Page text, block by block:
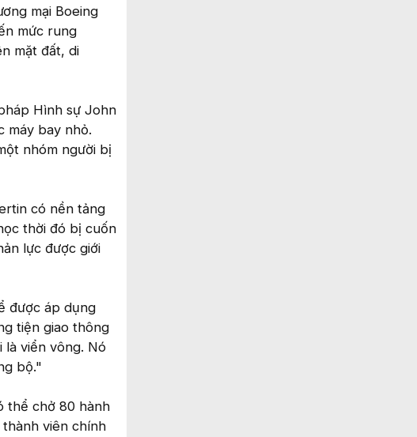
mại Boeing
mức rung
mặt đất, di
Hình sự John
máy bay nhỏ.
nhóm người bị
có nền tảng
thời đó bị cuốn
lực được giới
được áp dụng
tiện giao thông
là viển vông. Nó
bộ."
thể chở 80 hành
viên chính